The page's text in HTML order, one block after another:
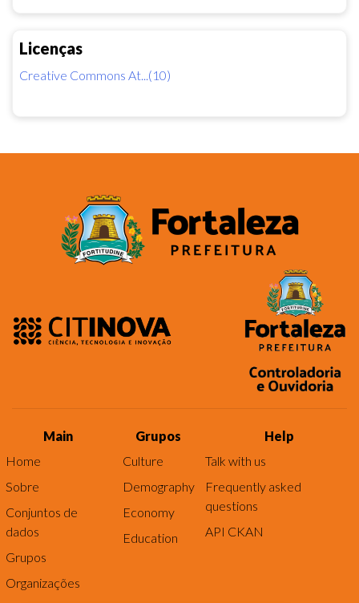
Licenças
Creative Commons At...(10)
Main
Home
Sobre
Conjuntos de
dados
Grupos
Organizações
Grupos
Culture
Demography
Economy
Education
Help
Talk with us
Frequently asked
questions
API CKAN